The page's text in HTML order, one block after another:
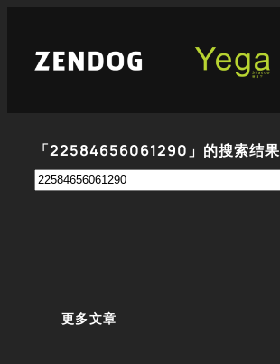
「22584656061290」的搜索结果
搜
更多文章